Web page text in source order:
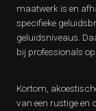
maatwerk is en
specifieke
geluidsniveaus.
bij professionals op
Kortom,
van een rustige en